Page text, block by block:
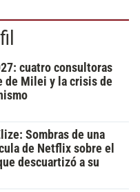
cuatro consultoras
de Milei y la crisis de
Sombras de una
de Netflix sobre el
descuartizó a su